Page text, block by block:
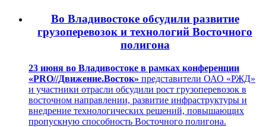
Во Владивостоке обсудили развитие
грузоперевозок и технологий Восточного
полигона
23 июня во Владивостоке в рамках конференции
«PRO//Движение.Восток» представители ОАО «РЖД»
и участники отрасли обсудили рост грузоперевозок в
восточном направлении, развитие инфраструктуры и
внедрение технологических решений, повышающих
пропускную способность Восточного полигона.